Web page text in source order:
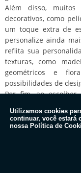
Além disso, muitos
decorativos, como
um toque extra de
personalize ainda
reflita sua
texturas, como
geométricos e
possibilidades de
Por fim, ao
praticidade.
suas necessidades
Um box que
seu banheiro em um
Utilizamos cookies
continuar, você estará
nossa Política de